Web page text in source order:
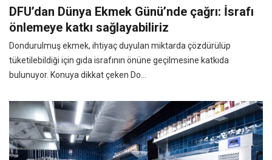
DFU’dan Dünya Ekmek Günü’nde çağrı: İsrafı
önlemeye katkı sağlayabiliriz
Dondurulmuş ekmek, ihtiyaç duyulan miktarda çözdürülüp
tüketilebildiği için gıda israfının önüne geçilmesine katkıda
bulunuyor. Konuya dikkat çeken Do...